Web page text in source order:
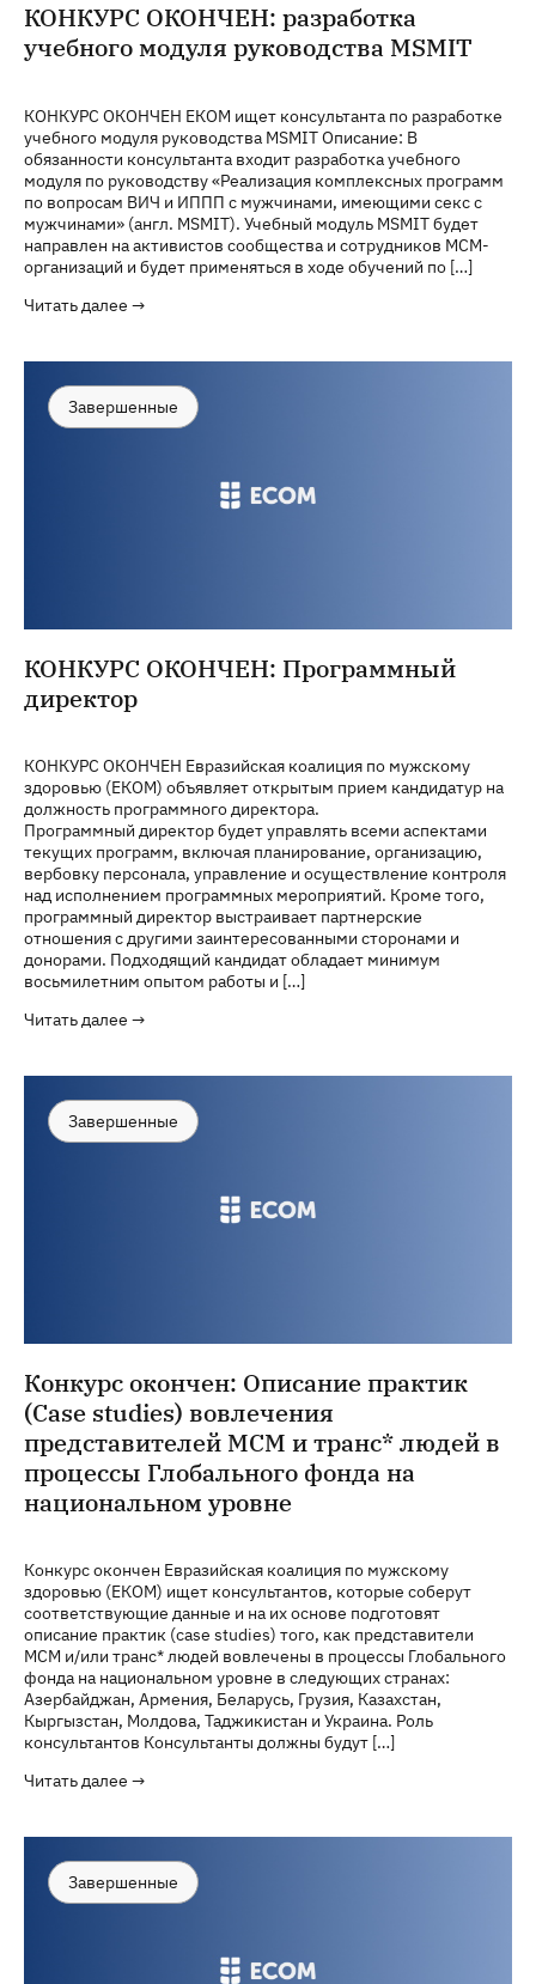
КОНКУРС ОКОНЧЕН: разработка
учебного модуля руководства MSMIT
КОНКУРС ОКОНЧЕН ЕКОМ ищет консультанта по разработке
учебного модуля руководства MSMIT Описание: В
обязанности консультанта входит разработка учебного
модуля по руководству «Реализация комплексных программ
по вопросам ВИЧ и ИППП с мужчинами, имеющими секс с
мужчинами» (англ. MSMIT). Учебный модуль MSMIT будет
направлен на активистов сообщества и сотрудников МСМ-
организаций и будет применяться в ходе обучений по […]
Читать далее →
Завершенные
КОНКУРС ОКОНЧЕН: Программный
директор
КОНКУРС ОКОНЧЕН Евразийская коалиция по мужскому
здоровью (ЕКОМ) объявляет открытым прием кандидатур на
должность программного директора.
Программный директор будет управлять всеми аспектами
текущих программ, включая планирование, организацию,
вербовку персонала, управление и осуществление контроля
над исполнением программных мероприятий. Кроме того,
программный директор выстраивает партнерские
отношения с другими заинтересованными сторонами и
донорами. Подходящий кандидат обладает минимум
восьмилетним опытом работы и […]
Читать далее →
Завершенные
Конкурс окончен: Описание практик
(Case studies) вовлечения
представителей МСМ и транс* людей в
процессы Глобального фонда на
национальном уровне
Конкурс окончен Евразийская коалиция по мужскому
здоровью (ЕКОМ) ищет консультантов, которые соберут
соответствующие данные и на их основе подготовят
описание практик (case studies) того, как представители
МСМ и/или транс* людей вовлечены в процессы Глобального
фонда на национальном уровне в следующих странах:
Азербайджан, Армения, Беларусь, Грузия, Казахстан,
Кыргызстан, Молдова, Таджикистан и Украина. Роль
консультантов Консультанты должны будут […]
Читать далее →
Завершенные